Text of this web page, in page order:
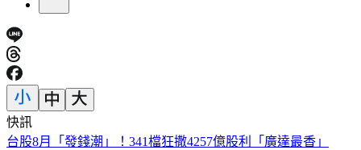
快訊
台股8月「發錢潮」！341檔狂撒4257億股利「廣達最香」